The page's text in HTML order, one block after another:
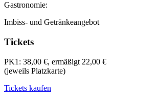
Gastronomie:
Imbiss- und Getränkeangebot
Tickets
PK1: 38,00 €, ermäßigt 22,00 €
(jeweils Platzkarte)
Tickets kaufen